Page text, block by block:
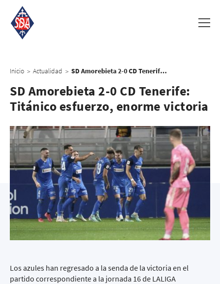
Inicio > Actualidad > SD Amorebieta 2-0 CD Tenerife: Titánico esfuerzo, enorme victoria
SD Amorebieta 2-0 CD Tenerife:
Titánico esfuerzo, enorme victoria
Los azules han regresado a la senda de la victoria en el
partido correspondiente a la jornada 16 de LALIGA